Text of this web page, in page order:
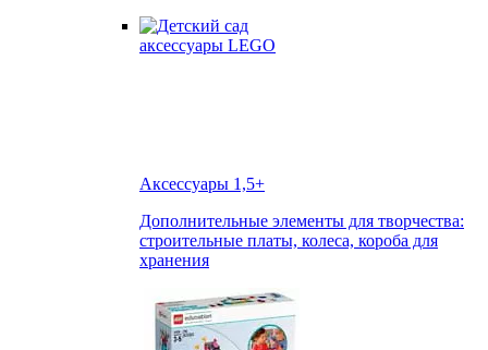
Аксессуары 1,5+
Дополнительные элементы для творчества:
строительные платы, колеса, короба для
хранения